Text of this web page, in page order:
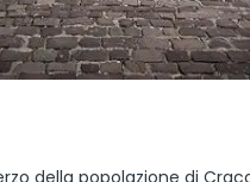
della popolazione di